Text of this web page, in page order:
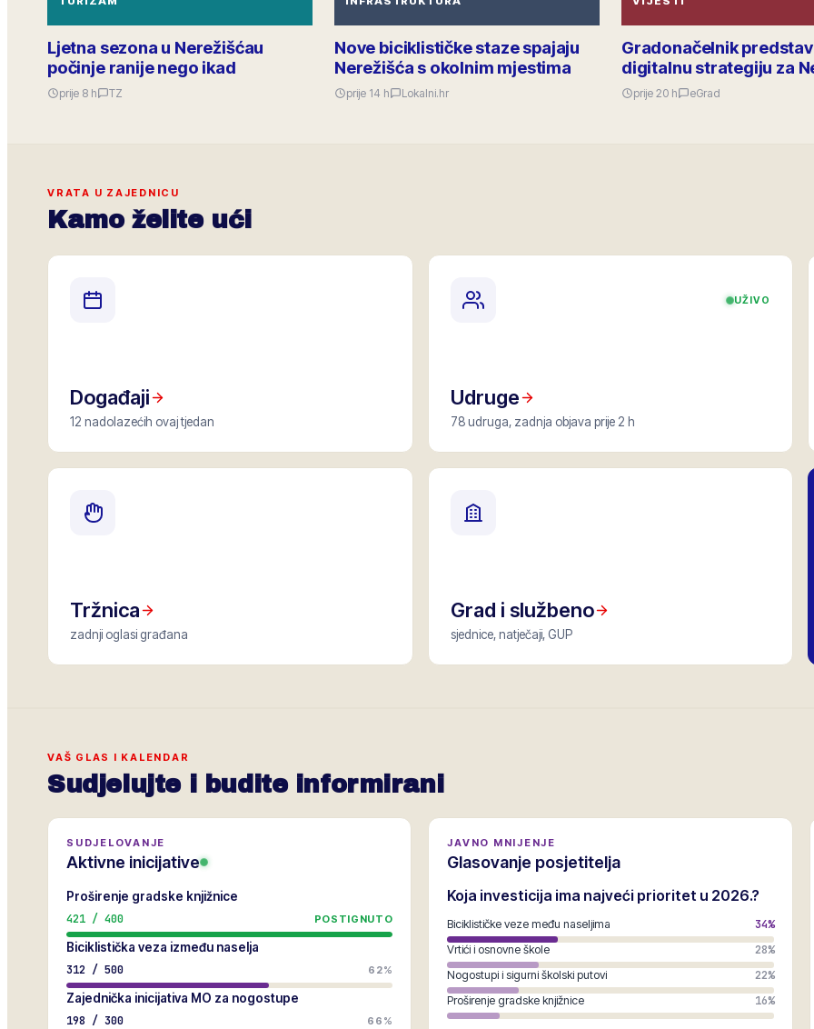
Ljetna sezona u Nerežišćau
počinje ranije nego ikad
prije 8 h TZ
Nove biciklističke staze spajaju
Nerežišća s okolnim mjestima
prije 14 h Lokalni.hr
Gradonačelnik
digitalnu strategiju za
prije 20 h eGrad
VRATA U ZAJEDNICU
Kamo želite ući
Događaji
12 nadolazećih ovaj tjedan
UŽIVO
Udruge
78 udruga, zadnja objava prije 2 h
Tržnica
zadnji oglasi građana
Grad i službeno
sjednice, natječaji, GUP
VAŠ GLAS I KALENDAR
Sudjelujte i budite informirani
SUDJELOVANJE
Aktivne inicijative
Proširenje gradske knjižnice
421 / 400 POSTIGNUTO
Biciklistička veza između naselja
312 / 500 62%
Zajednička inicijativa MO za nogostupe
198 / 300 66%
JAVNO MNIJENJE
Glasovanje posjetitelja
Koja investicija ima najveći prioritet u 2026.?
Biciklističke veze među naseljima 34%
Vrtići i osnovne škole 28%
Nogostupi i sigurni školski putovi 22%
Proširenje gradske knjižnice 16%